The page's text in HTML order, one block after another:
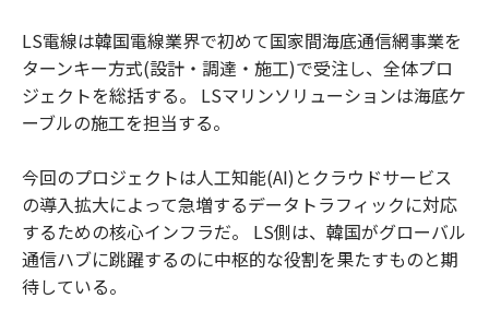
LS電線は韓国電線業界で初めて国家間海底通信網事業を
ターンキー方式(設計・調達・施工)で受注し、全体プロ
ジェクトを総括する。 LSマリンソリューションは海底ケ
ーブルの施工を担当する。
今回のプロジェクトは人工知能(AI)とクラウドサービス
の導入拡大によって急増するデータトラフィックに対応
するための核心インフラだ。 LS側は、韓国がグローバル
通信ハブに跳躍するのに中枢的な役割を果たすものと期
待している。